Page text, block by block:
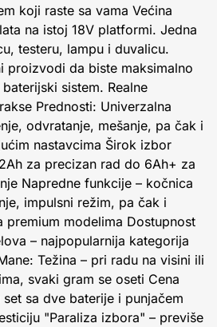
koji raste sa vama Većina
na istoj 18V platformi. Jedna
testeru, lampu i duvalicu.
proizvodi da biste maksimalno
sistem. Realne
Prednosti: Univerzalna
odvratanje, mešanje, pa čak i
nastavcima Širok izbor
za precizan rad do 6Ah+ za
Napredne funkcije – kočnica
impulsni režim, pa čak i
premium modelima Dostupnost
– najpopularnija kategorija
Težina – pri radu na visini ili
svaki gram se oseti Cena
sa dve baterije i punjačem
"Paraliza izbora" – previše